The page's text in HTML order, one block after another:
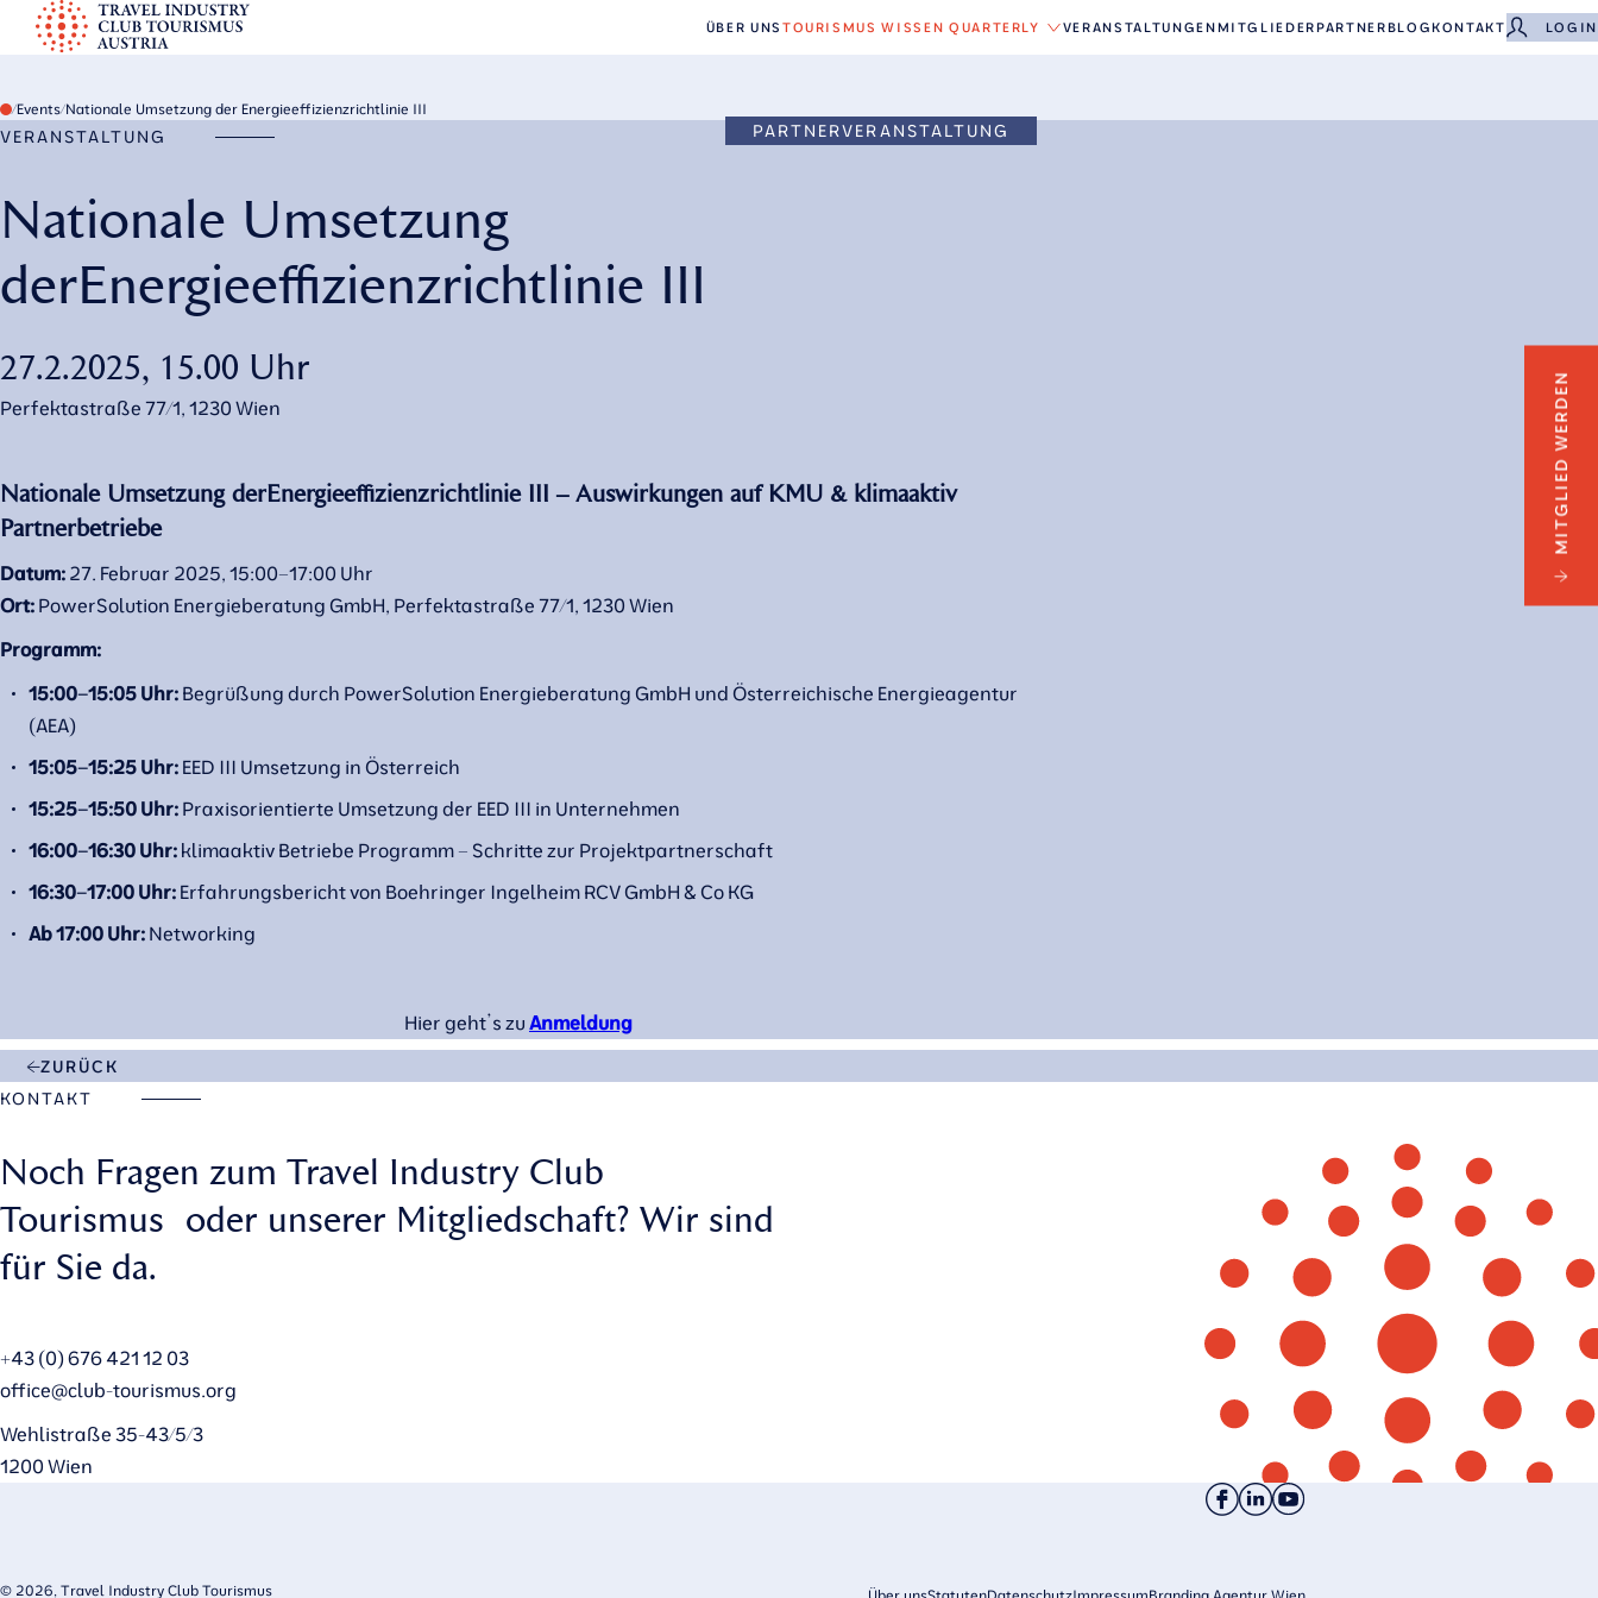
p
t
c
o
n
t
n
t
ÜBER UNS TOURISMUS WISSEN QUARTERLY VERANSTALTUNGENMITGLIEDERPARTNERBLOGKONTAKT LOGIN
Events Nationale Umsetzung der Energieeffizienzrichtlinie III
PARTNERVERANSTALTUNG
VERANSTALTUNG
Nationale Umsetzung
der Energieeffizienzrichtlinie III
27.2.2025, 15.00 Uhr
Perfektastraße 77/1, 1230 Wien
Nationale Umsetzung der Energieeffizienzrichtlinie III – Auswirkungen auf KMU & klimaaktiv
Partnerbetriebe
Datum: 27. Februar 2025, 15:00–17:00 Uhr
Ort: PowerSolution Energieberatung GmbH, Perfektastraße 77/1, 1230 Wien
Programm:
15:00–15:05 Uhr: Begrüßung durch PowerSolution Energieberatung GmbH und Österreichische Energieagentur
(AEA)
15:05–15:25 Uhr: EED III Umsetzung in Österreich
15:25–15:50 Uhr: Praxisorientierte Umsetzung der EED III in Unternehmen
16:00–16:30 Uhr: klimaaktiv Betriebe Programm – Schritte zur Projektpartnerschaft
16:30–17:00 Uhr: Erfahrungsbericht von Boehringer Ingelheim RCV GmbH & Co KG
Ab 17:00 Uhr: Networking
Hier geht’s zu Anmeldung
ZURÜCK
KONTAKT
Noch Fragen zum Travel Industry Club
Tourismus oder unserer Mitgliedschaft? Wir sind
für Sie da.
+43 (0) 676 421 12 03
office@club-tourismus.org
Wehlistraße 35-43/5/3
1200 Wien
MITGLIED WERDEN
© 2026, Travel Industry Club Tourismus